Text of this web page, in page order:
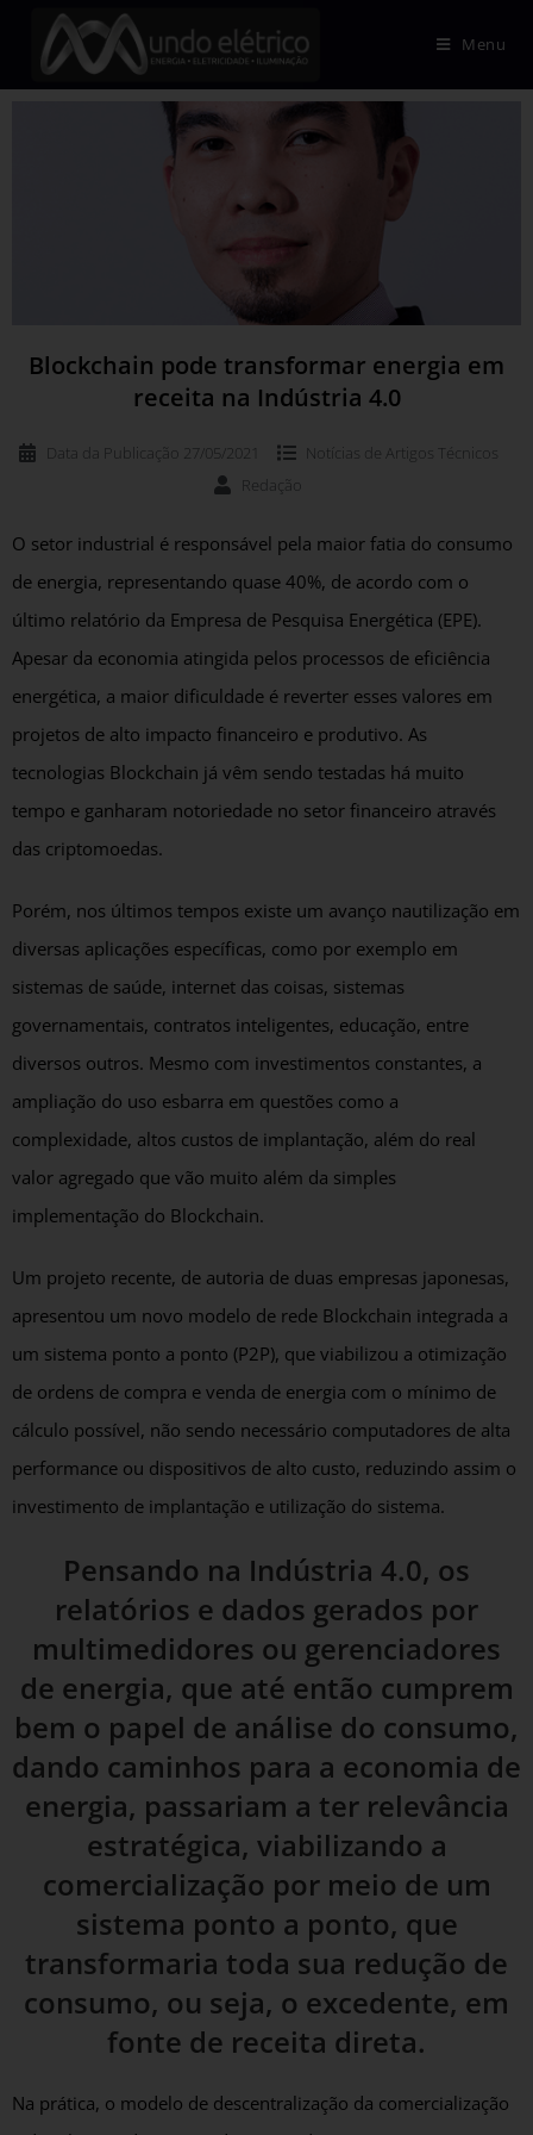
Menu
Blockchain pode transformar energia em
receita na Indústria 4.0
Data da Publicação 27/05/2021 Notícias de Artigos Técnicos
Redação
O setor industrial é responsável pela maior fatia do consumo
de energia, representando quase 40%, de acordo com o
último relatório da Empresa de Pesquisa Energética (EPE).
Apesar da economia atingida pelos processos de eficiência
energética, a maior dificuldade é reverter esses valores em
projetos de alto impacto financeiro e produtivo. As
tecnologias Blockchain já vêm sendo testadas há muito
tempo e ganharam notoriedade no setor financeiro através
das criptomoedas.
Porém, nos últimos tempos existe um avanço nautilização em
diversas aplicações específicas, como por exemplo em
sistemas de saúde, internet das coisas, sistemas
governamentais, contratos inteligentes, educação, entre
diversos outros. Mesmo com investimentos constantes, a
ampliação do uso esbarra em questões como a
complexidade, altos custos de implantação, além do real
valor agregado que vão muito além da simples
implementação do Blockchain.
Um projeto recente, de autoria de duas empresas japonesas,
apresentou um novo modelo de rede Blockchain integrada a
um sistema ponto a ponto (P2P), que viabilizou a otimização
de ordens de compra e venda de energia com o mínimo de
cálculo possível, não sendo necessário computadores de alta
performance ou dispositivos de alto custo, reduzindo assim o
investimento de implantação e utilização do sistema.
Pensando na Indústria 4.0, os
relatórios e dados gerados por
multimedidores ou gerenciadores
de energia, que até então cumprem
bem o papel de análise do consumo,
dando caminhos para a economia de
energia, passariam a ter relevância
estratégica, viabilizando a
comercialização por meio de um
sistema ponto a ponto, que
transformaria toda sua redução de
consumo, ou seja, o excedente, em
fonte de receita direta.
Na prática, o modelo de descentralização da comercialização